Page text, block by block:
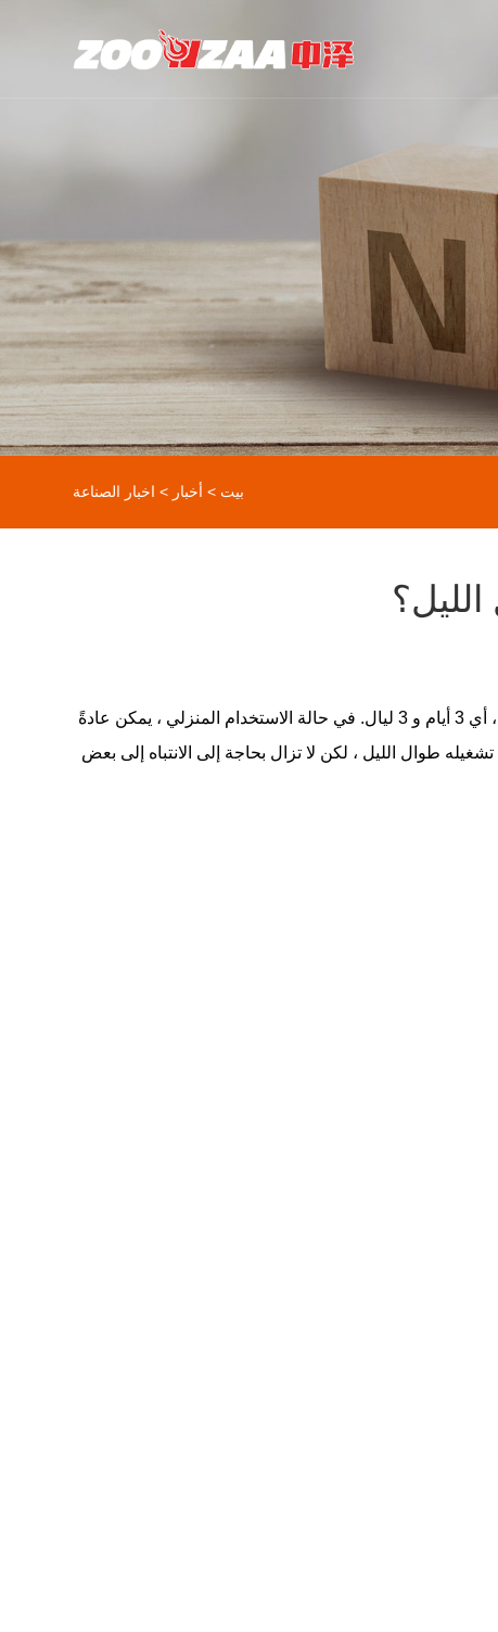
بيت > أخبار > اخبار الصناعة
تم تصميمها للعمل بشكل مستمر لفترة طويلة. يمكن أن تحترق بعض السخانات بشكل مستمر لمدة 72 ساعة ، أي 3 أيام و 3 ليال. في حالة الاستخدام المنزلي ، يمكن عادةً
تشغيله طوال الليل ، لكن لا تزال بحاجة إلى الانتباه إلى بعض